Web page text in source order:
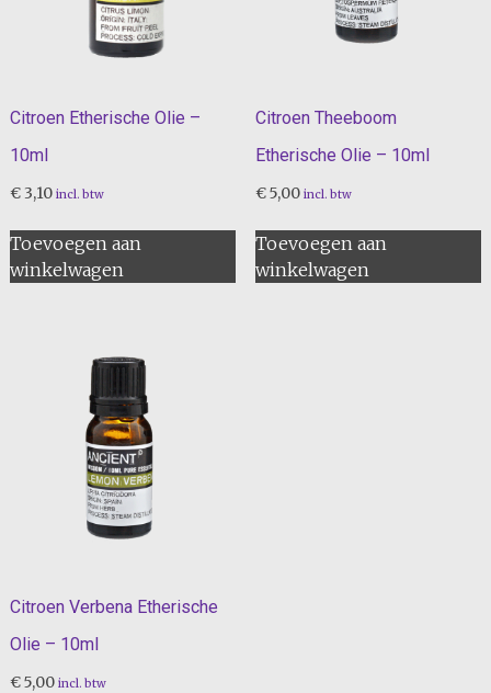
Citroen Etherische Olie –
10ml
€3,10 incl. btw
Toevoegen aan
winkelwagen
Citroen Theeboom
Etherische Olie – 10ml
€5,00 incl. btw
Toevoegen aan
winkelwagen
Citroen Verbena Etherische
Olie – 10ml
€5,00 incl. btw